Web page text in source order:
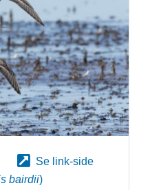
Se link-side
bairdii)